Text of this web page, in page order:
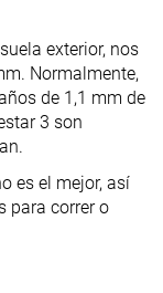
exterior, nos
Normalmente,
de 1,1 mm de
3 son
es el mejor, así
para correr o